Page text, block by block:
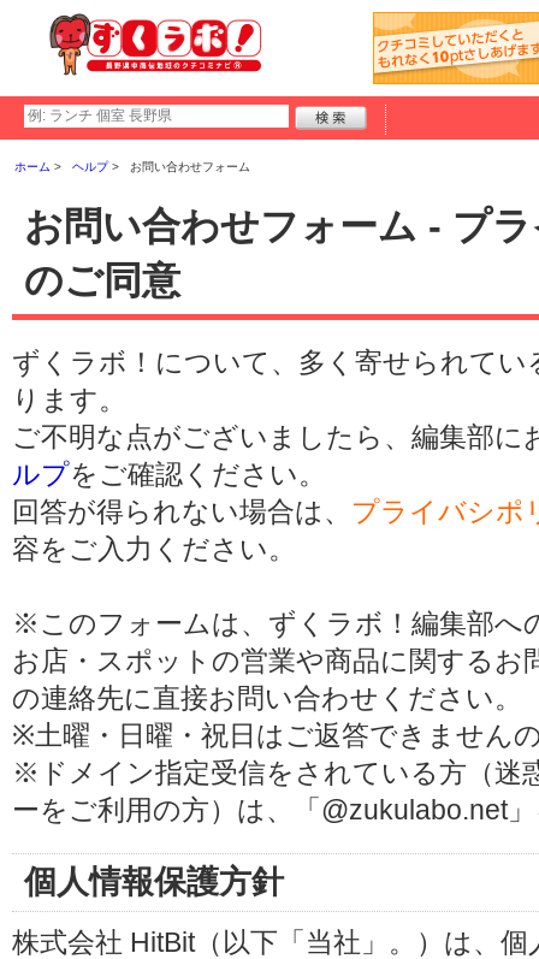
ホーム ヘルプ お問い合わせフォーム
お問い合わせフォーム - プ
のご同意
ずくラボ！について、多く寄せられてい
ります。
ご不明な点がございましたら、編集部
ルプをご確認ください。
回答が得られない場合は、 プライバシポ
容をご入力ください。
※このフォームは、ずくラボ！編集部へ
お店・スポットの営業や商品に関する
の連絡先に直接お問い合わせください。
※土曜・日曜・祝日はご返答できません
※ドメイン指定受信をされている方（迷
ーをご利用の方）は、「@zukulabo.net
個人情報保護方針
株式会社 HitBit（以下「当社」。）は、